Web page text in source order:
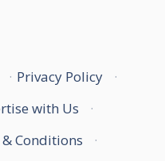
· Privacy Policy
·
with Us
·
Conditions
·